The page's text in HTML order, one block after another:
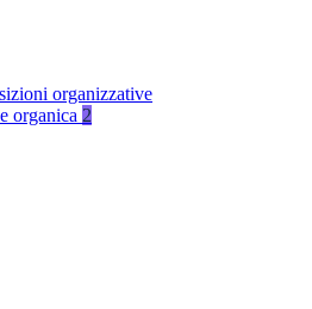
organizzative
organica 2